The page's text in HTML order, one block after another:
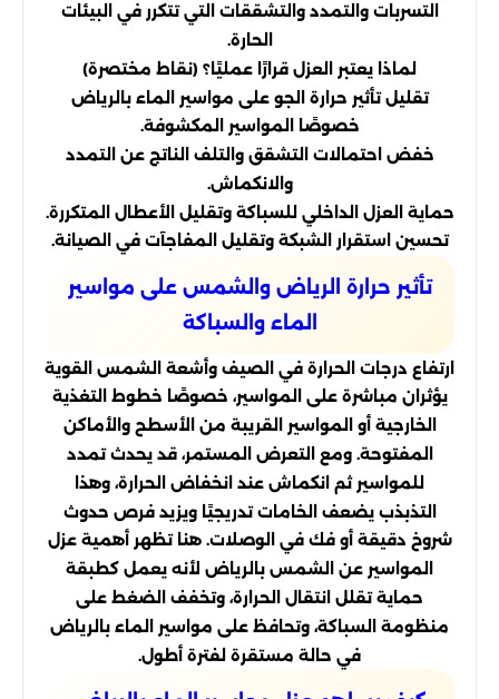
التسربات والتمدد والتشققات التي تتكرر في البيئات
الحارة.
لماذا يعتبر العزل قرارًا عمليًا؟ (نقاط مختصرة)
تقليل تأثير حرارة الجو على مواسير الماء بالرياض
خصوصًا المواسير المكشوفة.
خفض احتمالات التشقق والتلف الناتج عن التمدد
والانكماش.
حماية العزل الداخلي للسباكة وتقليل الأعطال المتكررة.
تحسين استقرار الشبكة وتقليل المفاجآت في الصيانة.
تأثير حرارة الرياض والشمس على مواسير
الماء والسباكة
ارتفاع درجات الحرارة في الصيف وأشعة الشمس القوية
يؤثران مباشرة على المواسير، خصوصًا خطوط التغذية
الخارجية أو المواسير القريبة من الأسطح والأماكن
المفتوحة. ومع التعرض المستمر، قد يحدث تمدد
للمواسير ثم انكماش عند انخفاض الحرارة، وهذا
التذبذب يضعف الخامات تدريجيًا ويزيد فرص حدوث
شروخ دقيقة أو فك في الوصلات. هنا تظهر أهمية عزل
المواسير عن الشمس بالرياض لأنه يعمل كطبقة
حماية تقلل انتقال الحرارة، وتخفف الضغط على
منظومة السباكة، وتحافظ على مواسير الماء بالرياض
في حالة مستقرة لفترة أطول.